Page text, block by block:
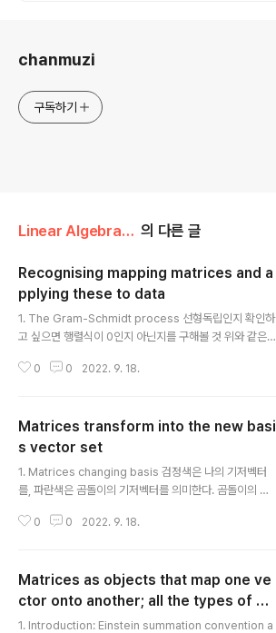
chanmuzi
구독하기
Linear Algebra/4주차 의 다른 글
Recognising mapping matrices and a
pplying these to data
1. The Gram-Schmidt process 선형독립인지 확인하
고 싶으면 행렬식이 0인지 아닌지를 구해볼 것 위와 같은
이용해서 서로 수직인 벡터들을 만드는 방법이다. 현재 벡
화를 주피터 노트북으로 구현하는 문제 빈칸을 채우는 방
식으로 그렇게 어렵지는 않다 3. Example: Reflecting i
n a plane v1, v2는 평면을 구성하는 벡터, v3는 그 밖의
벡터이다. 그람-슈미트 직교화를 통해 기저 벡터 E를 구한
다. e3에 대해 대칭인 위치를 찾고자 하는 것이므로 다른
벡터 두 개는 그대로, e3는 음수로..
0 0 2022. 9. 18.
Matrices transform into the new basi
s vector set
1. Matrices changing basis 검정색은 나의 기저벡터
를, 파란색은 곰돌이의 기저벡터를 의미한다. 곰돌이의 기
이의 벡터를 나의 좌표계에서 표현하고, 곰돌이 좌표계 기
로 위치가 표현된다. 곰돌이와 나의 기저 벡터를 표현한 또
다른 예 위에서 확인했던 것처럼 곰돌이의 한 좌표를 나의
0 0 2022. 9. 18.
Matrices as objects that map one ve
ctor onto another; all the types of m
atrices
1. Introduction: Einstein summation convention a